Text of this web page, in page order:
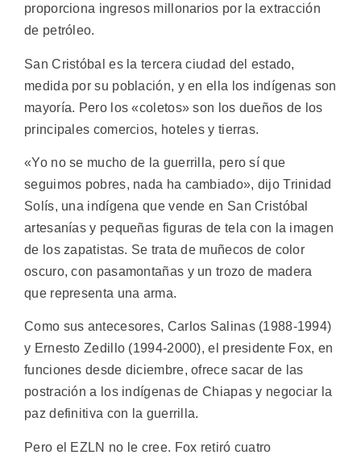
proporciona ingresos millonarios por la extracción
de petróleo.
San Cristóbal es la tercera ciudad del estado,
medida por su población, y en ella los indígenas son
mayoría. Pero los «coletos» son los dueños de los
principales comercios, hoteles y tierras.
«Yo no se mucho de la guerrilla, pero sí que
seguimos pobres, nada ha cambiado», dijo Trinidad
Solís, una indígena que vende en San Cristóbal
artesanías y pequeñas figuras de tela con la imagen
de los zapatistas. Se trata de muñecos de color
oscuro, con pasamontañas y un trozo de madera
que representa una arma.
Como sus antecesores, Carlos Salinas (1988-1994)
y Ernesto Zedillo (1994-2000), el presidente Fox, en
funciones desde diciembre, ofrece sacar de las
postración a los indígenas de Chiapas y negociar la
paz definitiva con la guerrilla.
Pero el EZLN no le cree. Fox retiró cuatro